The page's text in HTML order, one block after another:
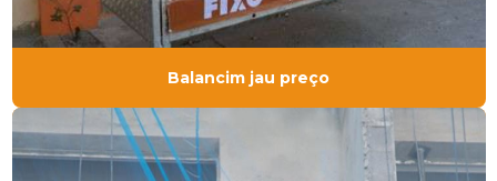
Balancim jau preço